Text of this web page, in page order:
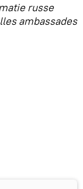
russe
ambassades